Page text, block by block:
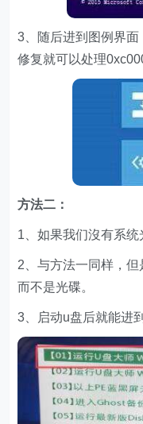
3、随后进到图例界面
修复就可以处理
方法二：
1、如果我们沒有系统
2、与方法一同样，
而不是光碟。
3、启动u盘后就能进